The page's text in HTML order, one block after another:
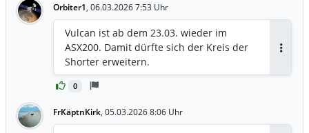
Börsenwerts während des Lithium-
Bärenmarktes), gelang im September
2024 die Rückkehr. ​Datum der Aufnahme:
23. September 2024 ​Kurs bei Aufnahme:
ca. 4,10 AUD ​Kurs 3 Monate später
(Dezember 2024): ca. 3,20 AUD ​
sich das "Index-Paradoxon". Während
der Kurs im Vorfeld der Aufnahme
Orbiter1, 06.03.2026 7:53 Uhr
0
Vulcan ist ab dem 23.03. wieder im
ASX200. Damit dürfte sich der Kreis der
Shorter erweitern.
FrKäptnKirk, 05.03.2026 8:06 Uhr